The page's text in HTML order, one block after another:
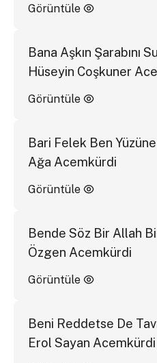
Görüntüle
Bana Aşkın Şarabını
Hüseyin Coşkuner
Görüntüle
Bari Felek Ben
Ağa Acemkürdi
Görüntüle
Bende Söz Bir Allah
Özgen Acemkürdi
Görüntüle
Beni Reddetse De
Erol Sayan Acemkürdi